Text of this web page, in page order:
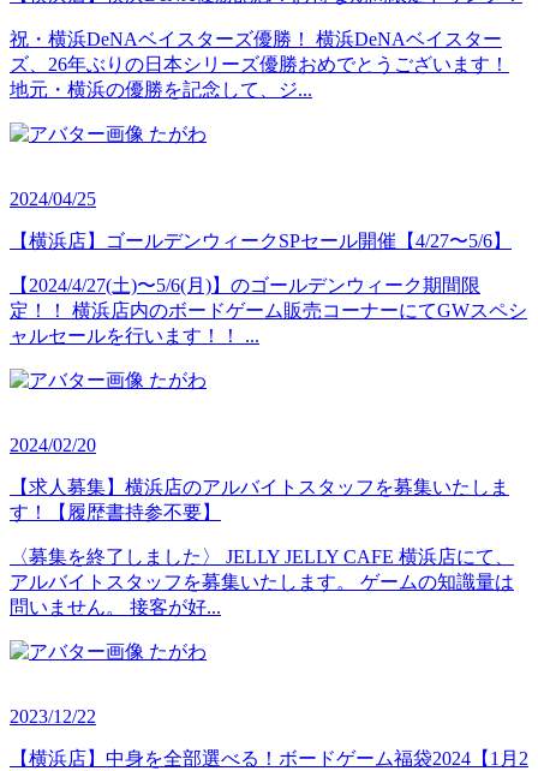
祝・横浜DeNAベイスターズ優勝！ 横浜DeNAベイスター
ズ、26年ぶりの日本シリーズ優勝おめでとうございます！
地元・横浜の優勝を記念して、ジ...
たがわ
2024/04/25
【横浜店】ゴールデンウィークSPセール開催【4/27〜5/6】
【2024/4/27(土)〜5/6(月)】のゴールデンウィーク期間限
定！！ 横浜店内のボードゲーム販売コーナーにてGWスペシ
ャルセールを行います！！ ...
たがわ
2024/02/20
【求人募集】横浜店のアルバイトスタッフを募集いたしま
す！【履歴書持参不要】
〈募集を終了しました〉 JELLY JELLY CAFE 横浜店にて、
アルバイトスタッフを募集いたします。 ゲームの知識量は
問いません。 接客が好...
たがわ
2023/12/22
【横浜店】中身を全部選べる！ボードゲーム福袋2024【1月2